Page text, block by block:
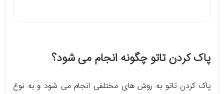
پاک کردن تاتو چگونه انجام می شود؟
پاک کردن تاتو به روش های مختلفی انجام می شود و به نوع